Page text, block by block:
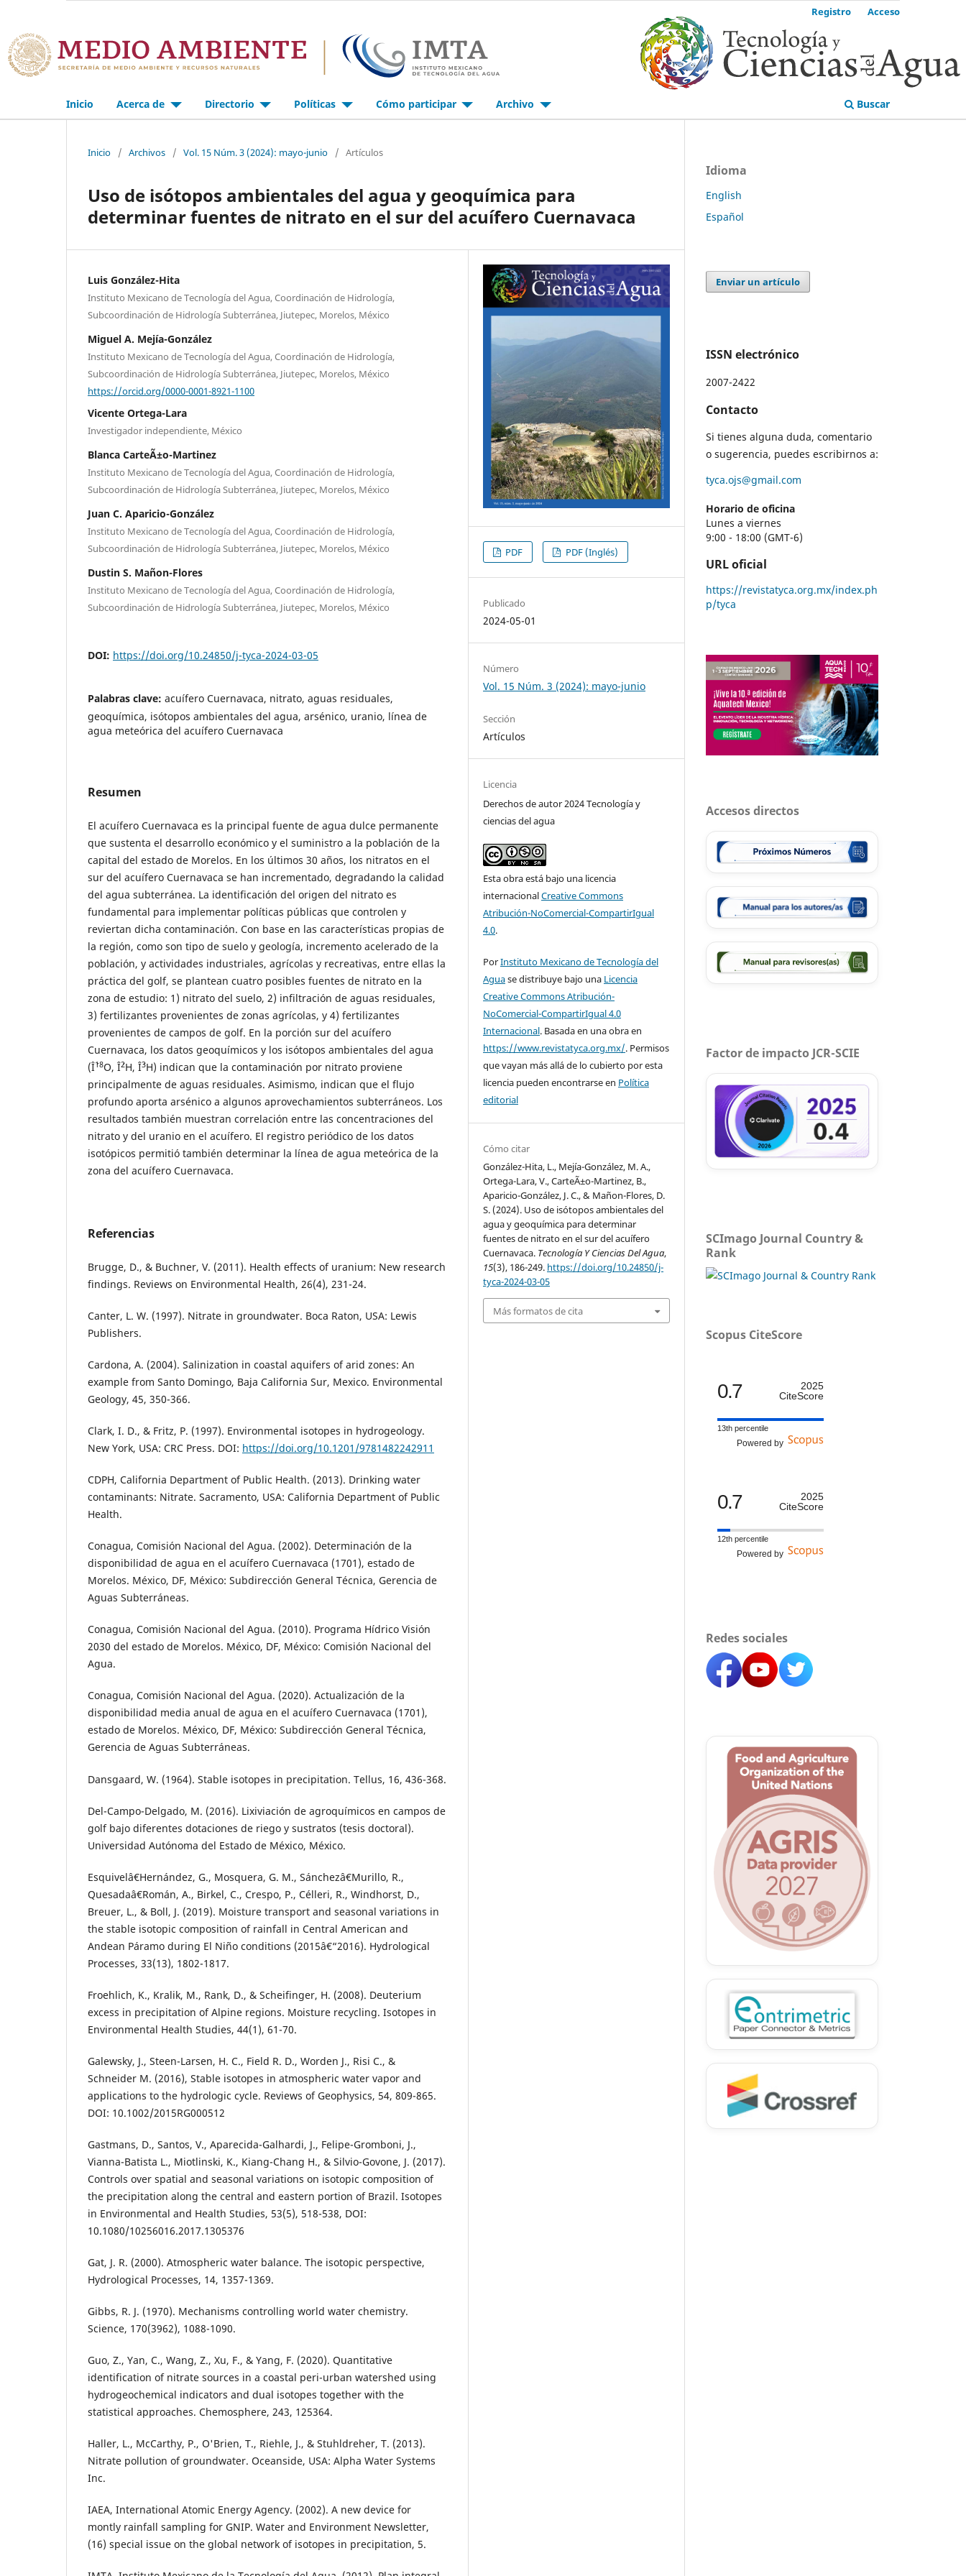
Inicio Acerca de Directorio Políticas Cómo participar Archivo Buscar
Registro Acceso
Inicio / Archivos / Vol. 15 Núm. 3 (2024): mayo-junio / Artículos
Uso de isótopos ambientales del agua y geoquímica para
determinar fuentes de nitrato en el sur del acuífero Cuernavaca
Luis González-Hita
Instituto Mexicano de Tecnología del Agua, Coordinación de Hidrología,
Subcoordinación de Hidrología Subterránea, Jiutepec, Morelos, México
Miguel A. Mejía-González
Instituto Mexicano de Tecnología del Agua, Coordinación de Hidrología,
Subcoordinación de Hidrología Subterránea, Jiutepec, Morelos, México
https://orcid.org/0000-0001-8921-1100
Vicente Ortega-Lara
Investigador independiente, México
Blanca CarteÃ±o-Martinez
Instituto Mexicano de Tecnología del Agua, Coordinación de Hidrología,
Subcoordinación de Hidrología Subterránea, Jiutepec, Morelos, México
Juan C. Aparicio-González
Instituto Mexicano de Tecnología del Agua, Coordinación de Hidrología,
Subcoordinación de Hidrología Subterránea, Jiutepec, Morelos, México
Dustin S. Mañon-Flores
Instituto Mexicano de Tecnología del Agua, Coordinación de Hidrología,
Subcoordinación de Hidrología Subterránea, Jiutepec, Morelos, México
DOI: https://doi.org/10.24850/j-tyca-2024-03-05
Palabras clave: acuífero Cuernavaca, nitrato, aguas residuales,
geoquímica, isótopos ambientales del agua, arsénico, uranio, línea de
agua meteórica del acuífero Cuernavaca
Resumen
El acuífero Cuernavaca es la principal fuente de agua dulce permanente
que sustenta el desarrollo económico y el suministro a la población de la
capital del estado de Morelos. En los últimos 30 años, los nitratos en el
sur del acuífero Cuernavaca se han incrementado, degradando la calidad
del agua subterránea. La identificación del origen del nitrato es
fundamental para implementar políticas públicas que controlen y
reviertan dicha contaminación. Con base en las características propias de
la región, como son tipo de suelo y geología, incremento acelerado de la
población, y actividades industriales, agrícolas y recreativas, entre ellas la
práctica del golf, se plantean cuatro posibles fuentes de nitrato en la
zona de estudio: 1) nitrato del suelo, 2) infiltración de aguas residuales,
3) fertilizantes provenientes de zonas agrícolas, y 4) fertilizantes
provenientes de campos de golf. En la porción sur del acuífero
Cuernavaca, los datos geoquímicos y los isótopos ambientales del agua
(Î´18O, Î´2H, Î´3H) indican que la contaminación por nitrato proviene
principalmente de aguas residuales. Asimismo, indican que el flujo
profundo aporta arsénico a algunos aprovechamientos subterráneos. Los
resultados también muestran correlación entre las concentraciones del
nitrato y del uranio en el acuífero. El registro periódico de los datos
isotópicos permitió también determinar la línea de agua meteórica de la
zona del acuífero Cuernavaca.
Referencias
Brugge, D., & Buchner, V. (2011). Health effects of uranium: New research
findings. Reviews on Environmental Health, 26(4), 231-24.
Canter, L. W. (1997). Nitrate in groundwater. Boca Raton, USA: Lewis
Publishers.
Cardona, A. (2004). Salinization in coastal aquifers of arid zones: An
example from Santo Domingo, Baja California Sur, Mexico. Environmental
Geology, 45, 350-366.
Clark, I. D., & Fritz, P. (1997). Environmental isotopes in hydrogeology.
New York, USA: CRC Press. DOI: https://doi.org/10.1201/9781482242911
CDPH, California Department of Public Health. (2013). Drinking water
contaminants: Nitrate. Sacramento, USA: California Department of Public
Health.
Conagua, Comisión Nacional del Agua. (2002). Determinación de la
disponibilidad de agua en el acuífero Cuernavaca (1701), estado de
Morelos. México, DF, México: Subdirección General Técnica, Gerencia de
Aguas Subterráneas.
Conagua, Comisión Nacional del Agua. (2010). Programa Hídrico Visión
2030 del estado de Morelos. México, DF, México: Comisión Nacional del
Agua.
Conagua, Comisión Nacional del Agua. (2020). Actualización de la
disponibilidad media anual de agua en el acuífero Cuernavaca (1701),
estado de Morelos. México, DF, México: Subdirección General Técnica,
Gerencia de Aguas Subterráneas.
Dansgaard, W. (1964). Stable isotopes in precipitation. Tellus, 16, 436-368.
Del-Campo-Delgado, M. (2016). Lixiviación de agroquímicos en campos de
golf bajo diferentes dotaciones de riego y sustratos (tesis doctoral).
Universidad Autónoma del Estado de México, México.
Esquivelâ€Hernández, G., Mosquera, G. M., Sánchezâ€Murillo, R.,
Quesadaâ€Román, A., Birkel, C., Crespo, P., Célleri, R., Windhorst, D.,
Breuer, L., & Boll, J. (2019). Moisture transport and seasonal variations in
the stable isotopic composition of rainfall in Central American and
Andean Páramo during El Niño conditions (2015â€“2016). Hydrological
Processes, 33(13), 1802-1817.
Froehlich, K., Kralik, M., Rank, D., & Scheifinger, H. (2008). Deuterium
excess in precipitation of Alpine regions. Moisture recycling. Isotopes in
Environmental Health Studies, 44(1), 61-70.
Galewsky, J., Steen-Larsen, H. C., Field R. D., Worden J., Risi C., &
Schneider M. (2016), Stable isotopes in atmospheric water vapor and
applications to the hydrologic cycle. Reviews of Geophysics, 54, 809-865.
DOI: 10.1002/2015RG000512
Gastmans, D., Santos, V., Aparecida-Galhardi, J., Felipe-Gromboni, J.,
Vianna-Batista L., Miotlinski, K., Kiang-Chang H., & Silvio-Govone, J. (2017).
Controls over spatial and seasonal variations on isotopic composition of
the precipitation along the central and eastern portion of Brazil. Isotopes
in Environmental and Health Studies, 53(5), 518-538, DOI:
10.1080/10256016.2017.1305376
Gat, J. R. (2000). Atmospheric water balance. The isotopic perspective,
Hydrological Processes, 14, 1357-1369.
Gibbs, R. J. (1970). Mechanisms controlling world water chemistry.
Science, 170(3962), 1088-1090.
Guo, Z., Yan, C., Wang, Z., Xu, F., & Yang, F. (2020). Quantitative
identification of nitrate sources in a coastal peri-urban watershed using
hydrogeochemical indicators and dual isotopes together with the
statistical approaches. Chemosphere, 243, 125364.
Haller, L., McCarthy, P., O'Brien, T., Riehle, J., & Stuhldreher, T. (2013).
Nitrate pollution of groundwater. Oceanside, USA: Alpha Water Systems
Inc.
IAEA, International Atomic Energy Agency. (2002). A new device for
montly rainfall sampling for GNIP. Water and Environment Newsletter,
(16) special issue on the global network of isotopes in precipitation, 5.
PDF PDF (Inglés)
Publicado
2024-05-01
Número
Vol. 15 Núm. 3 (2024): mayo-junio
Sección
Artículos
Licencia
Derechos de autor 2024 Tecnología y
ciencias del agua
Esta obra está bajo una licencia
internacionalCreative Commons
Atribución-NoComercial-CompartirIgual
4.0.
PorInstituto Mexicano de Tecnología del
Aguase distribuye bajo una Licencia
Creative Commons Atribución-
NoComercial-CompartirIgual 4.0
Internacional. Basada en una obra en
https://www.revistatyca.org.mx/. Permisos
que vayan más allá de lo cubierto por esta
licencia pueden encontrarse en Política
editorial
Cómo citar
González-Hita, L., Mejía-González, M. A.,
Ortega-Lara, V., CarteÃ±o-Martinez, B.,
Aparicio-González, J. C., & Mañon-Flores, D.
S. (2024). Uso de isótopos ambientales del
agua y geoquímica para determinar
fuentes de nitrato en el sur del acuífero
Cuernavaca. Tecnología Y Ciencias Del Agua,
15(3), 186-249. https://doi.org/10.24850/j-
tyca-2024-03-05
Más formatos de cita
Idioma
English
Español
Enviar un artículo
ISSN electrónico
2007-2422
Contacto
Si tienes alguna duda, comentario
o sugerencia, puedes escribirnos a:
tyca.ojs@gmail.com
Horario de oficina
Lunes a viernes
9:00 - 18:00 (GMT-6)
URL oficial
https://revistatyca.org.mx/index.ph
p/tyca
Accesos directos
Factor de impacto JCR-SCIE
SCImago Journal Country &
Rank
Scopus CiteScore
0.7
2025
CiteScore
13th percentile
Powered by
0.7
2025
CiteScore
12th percentile
Powered by
Redes sociales